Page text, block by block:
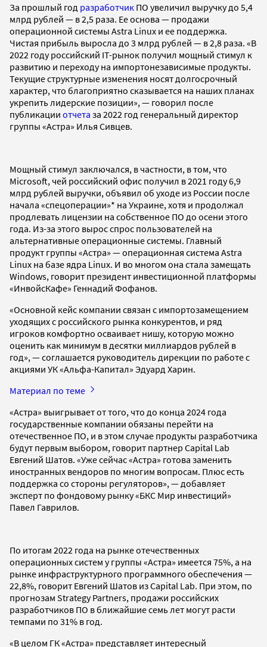
За прошлый год разработчик ПО увеличил выручку до 5,4
млрд рублей — в 2,5 раза. Ее основа — продажи
операционной системы Astra Linux и ее поддержка.
Чистая прибыль выросла до 3 млрд рублей — в 2,8 раза. «В
2022 году российский IT-рынок получил мощный стимул к
развитию и переходу на импортонезависимые продукты.
Текущие структурные изменения носят долгосрочный
характер, что благоприятно сказывается на наших планах
укрепить лидерские позиции», — говорил после
публикации отчета за 2022 год генеральный директор
группы «Астра» Илья Сивцев.
Мощный стимул заключался, в частности, в том, что
Microsoft, чей российский офис получил в 2021 году 6,9
млрд рублей выручки, объявил об уходе из России после
начала «спецоперации»* на Украине, хотя и продолжал
продлевать лицензии на собственное ПО до осени этого
года. Из-за этого вырос спрос пользователей на
альтернативные операционные системы. Главный
продукт группы «Астра» — операционная система Astra
Linux на базе ядра Linux. И во многом она стала замещать
Windows, говорит президент инвестиционной платформы
«ИнвойсКафе» Геннадий Фофанов.
«Основной кейс компании связан с импортозамещением
уходящих с российского рынка конкурентов, и ряд
игроков комфортно осваивает нишу, которую можно
оценить как минимум в десятки миллиардов рублей в
год», — соглашается руководитель дирекции по работе с
акциями УК «Альфа-Капитал» Эдуард Харин.
Материал по теме
«Астра» выигрывает от того, что до конца 2024 года
государственные компании обязаны перейти на
отечественное ПО, и в этом случае продукты разработчика
будут первым выбором, говорит партнер Capital Lab
Евгений Шатов. «Уже сейчас «Астра» готова заменить
иностранных вендоров по многим вопросам. Плюс есть
поддержка со стороны регуляторов», — добавляет
эксперт по фондовому рынку «БКС Мир инвестиций»
Павел Гаврилов.
По итогам 2022 года на рынке отечественных
операционных систем у группы «Астра» имеется 75%, а на
рынке инфраструктурного программного обеспечения —
22,8%, говорит Евгений Шатов из Capital Lab. При этом, по
прогнозам Strategy Partners, продажи российских
разработчиков ПО в ближайшие семь лет могут расти
темпами по 31% в год.
«В целом ГК «Астра» представляет интересный